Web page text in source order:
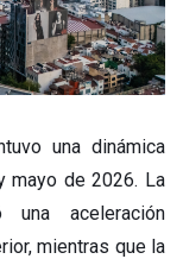
una dinámica
mayo de 2026. La
una aceleración
mientras que la